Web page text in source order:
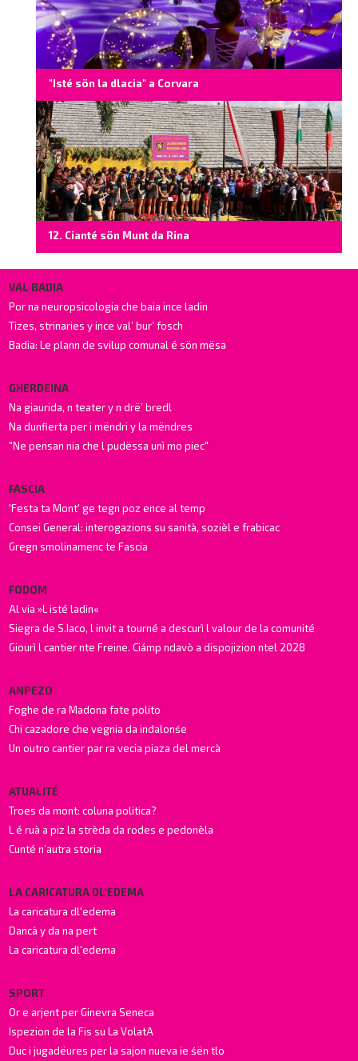
"Isté sön la dlacia" a Corvara
12. Cianté sön Munt da Rina
VAL BADIA
Por na neuropsicologia che baia ince ladin
Tizes, strinaries y ince val’ bur’ fosch
Badia: Le plann de svilup comunal é sön mësa
GHERDEINA
Na giaurida, n teater y n drë’ bredl
Na dunfierta per i mëndri y la mëndres
"Ne pensan nia che l pudëssa unì mo piec"
FASCIA
'Festa ta Mont' ge tegn poz ence al temp
Consei General: interogazions su sanità, sozièl e frabicac
Gregn smolinamenc te Fascia
FODOM
Al via »L isté ladin«
Siegra de S.Iaco, l invit a tourné a descurì l valour de la comunité
Giourì l cantier nte Freine. Ciámp ndavò a dispojizion ntel 2028
ANPEZO
Foghe de ra Madona fate polito
Chi cazadore che vegnia da indalonśe
Un outro cantier par ra vecia piaza del mercà
ATUALITÉ
Troes da mont: coluna politica?
L é ruà a piz la strèda da rodes e pedonèla
Cunté n’autra storia
LA CARICATURA DL'EDEMA
La caricatura dl'edema
Dancà y da na pert
La caricatura dl'edema
SPORT
Or e arjent per Ginevra Seneca
Ispezion de la Fis su La VolatA
Duc i jugadëures per la sajon nueva ie śën tlo